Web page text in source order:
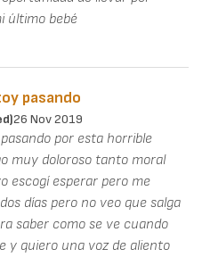
último bebé
pasando
26 Nov 2019
por esta horrible
muy doloroso tanto moral
escogí esperar pero me
días pero no veo que salga
saber como se ve cuando
y quiero una voz de aliento